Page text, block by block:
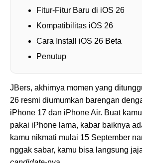
Fitur-Fitur Baru di iOS 26
Kompatibilitas iOS 26
Cara Install iOS 26 Beta
Penutup
JBers, akhirnya momen yang
26 resmi diumumkan barengan
iPhone 17 dan iPhone Air. Buat
pakai iPhone lama, kabar baiknya
kamu nikmati mulai 15 September
nggak sabar, kamu bisa langsung